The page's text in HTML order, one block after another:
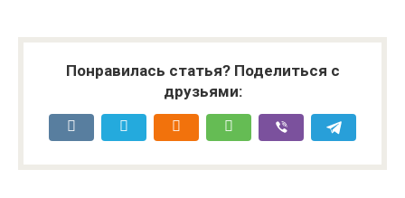
Понравилась статья? Поделиться с
друзьями: